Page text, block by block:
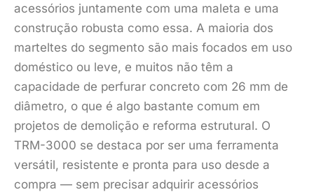
acessórios juntamente com uma maleta e uma
construção robusta como essa. A maioria dos
marteltes do segmento são mais focados em uso
doméstico ou leve, e muitos não têm a
capacidade de perfurar concreto com 26 mm de
diâmetro, o que é algo bastante comum em
projetos de demolição e reforma estrutural. O
TRM-3000 se destaca por ser uma ferramenta
versátil, resistente e pronta para uso desde a
compra — sem precisar adquirir acessórios